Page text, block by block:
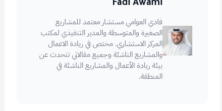
Fadi Awami
فادي العوامي مستشار معتمد للمشاريع
الصغيرة والمتوسطة والمدير التنفيذي لمكتب
المركز الاستشاري. مختص في ريادة الاعمال
والمشاريع الناشئة وجميع مقالاتي تتحدث عن
بيئة ريادة الأعمال والمشاريع الناشئة في
المنطقة.